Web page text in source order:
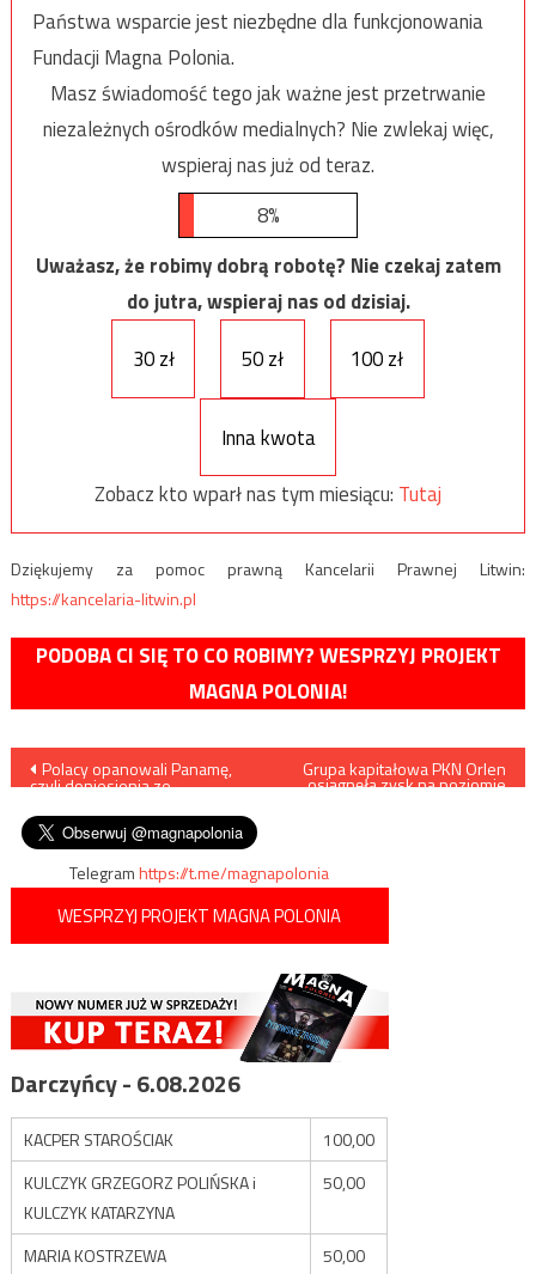
Państwa wsparcie jest niezbędne dla funkcjonowania
Fundacji Magna Polonia.
Masz świadomość tego jak ważne jest przetrwanie
niezależnych ośrodków medialnych? Nie zwlekaj więc,
wspieraj nas już od teraz.
8%
Uważasz, że robimy dobrą robotę? Nie czekaj zatem
do jutra, wspieraj nas od dzisiaj.
30 zł
50 zł 100 zł
Inna kwota
Zobacz kto wparł nas tym miesiącu: Tutaj
Dziękujemy za pomoc prawną Kancelarii Prawnej Litwin:
https://kancelaria-litwin.pl
PODOBA CI SIĘ TO CO ROBIMY? WESPRZYJ PROJEKT
MAGNA POLONIA!
Nawigacja
wpisu
Polacy opanowali Panamę,
czyli doniesienia ze
Grupa kapitałowa PKN Orlen
osiągnęła zysk na poziomie
Telegramhttps://t.me/magnapolonia
WESPRZYJ PROJEKT MAGNA POLONIA
Darczyńcy - 6.08.2026
KACPER STAROŚCIAK
100,00
KULCZYK GRZEGORZ POLIŃSKA i
KULCZYK KATARZYNA
50,00
MARIA KOSTRZEWA 50,00